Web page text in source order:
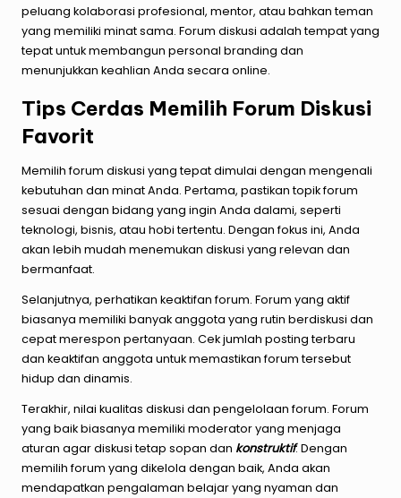
peluang kolaborasi profesional, mentor, atau bahkan teman
yang memiliki minat sama. Forum diskusi adalah tempat yang
tepat untuk membangun personal branding dan
menunjukkan keahlian Anda secara online.
Tips Cerdas Memilih Forum Diskusi
Favorit
Memilih forum diskusi yang tepat dimulai dengan mengenali
kebutuhan dan minat Anda. Pertama, pastikan topik forum
sesuai dengan bidang yang ingin Anda dalami, seperti
teknologi, bisnis, atau hobi tertentu. Dengan fokus ini, Anda
akan lebih mudah menemukan diskusi yang relevan dan
bermanfaat.
Selanjutnya, perhatikan keaktifan forum. Forum yang aktif
biasanya memiliki banyak anggota yang rutin berdiskusi dan
cepat merespon pertanyaan. Cek jumlah posting terbaru
dan keaktifan anggota untuk memastikan forum tersebut
hidup dan dinamis.
Terakhir, nilai kualitas diskusi dan pengelolaan forum. Forum
yang baik biasanya memiliki moderator yang menjaga
aturan agar diskusi tetap sopan dan konstruktif. Dengan
memilih forum yang dikelola dengan baik, Anda akan
mendapatkan pengalaman belajar yang nyaman dan